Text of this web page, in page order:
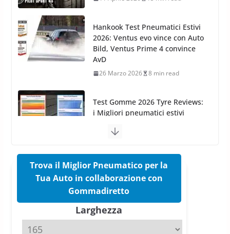
Test Gomme 2026 Tyre Reviews:
i Migliori pneumatici estivi
sportivi a confronto
Pirelli Cinturato 2026: due
confermano il salto tecnico del
Pirelli P Zero Trofeo RS: per
slick da battere
Trova il Miglior Pneumatico per la
Tua Auto in collaborazione con
Gommadiretto
Larghezza